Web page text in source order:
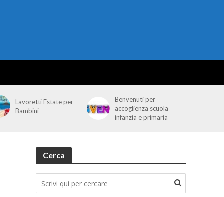
Lavoretti Estate per
Bambini
Benvenuti per
accoglienza scuola
infanzia e primaria
Cerca